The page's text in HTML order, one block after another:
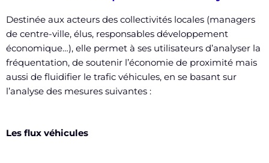
Destinée aux acteurs des collectivités locales (managers
de centre-ville, élus, responsables développement
économique…), elle permet à ses utilisateurs d’analyser la
fréquentation, de soutenir l’économie de proximité mais
aussi de fluidifier le trafic véhicules, en se basant sur
l’analyse des mesures suivantes :
Les flux véhicules